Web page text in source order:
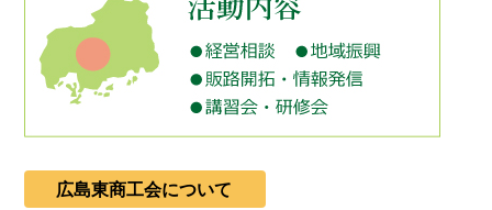
広島東商工会について